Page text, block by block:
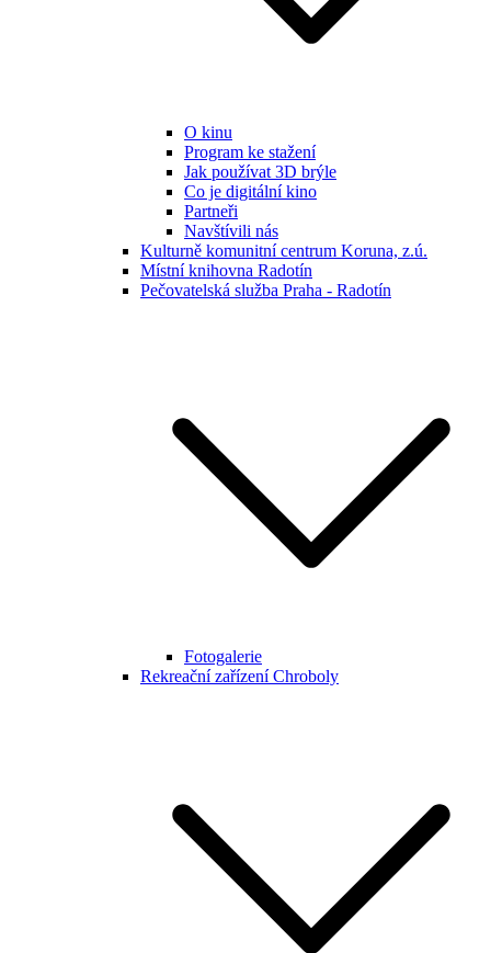
O kinu
Program ke stažení
Jak používat 3D brýle
Co je digitální kino
Partneři
Navštívili nás
Kulturně komunitní centrum Koruna, z.ú.
Místní knihovna Radotín
Pečovatelská služba Praha - Radotín
Fotogalerie
Rekreační zařízení Chroboly